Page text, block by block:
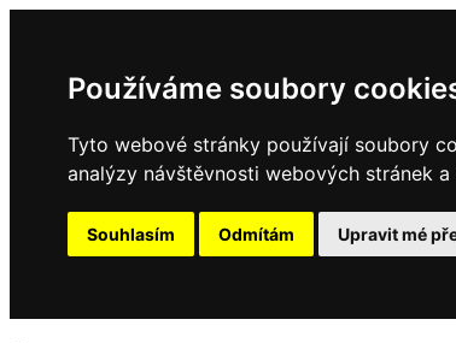
Používáme soubory
Tyto webové stránky používají soubory
analýzy návštěvnosti webových stránek
Souhlasím Odmítám Upravit mé